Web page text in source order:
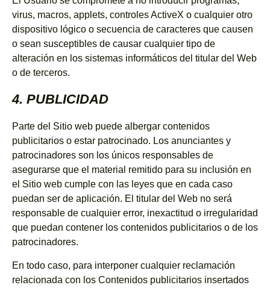
virus, macros, applets, controles ActiveX o cualquier otro
dispositivo lógico o secuencia de caracteres que causen
o sean susceptibles de causar cualquier tipo de
alteración en los sistemas informáticos del titular del Web
o de terceros.
4. PUBLICIDAD
Parte del Sitio web puede albergar contenidos
publicitarios o estar patrocinado. Los anunciantes y
patrocinadores son los únicos responsables de
asegurarse que el material remitido para su inclusión en
el Sitio web cumple con las leyes que en cada caso
puedan ser de aplicación. El titular del Web no será
responsable de cualquier error, inexactitud o irregularidad
que puedan contener los contenidos publicitarios o de los
patrocinadores.
En todo caso, para interponer cualquier reclamación
relacionada con los Contenidos publicitarios insertados